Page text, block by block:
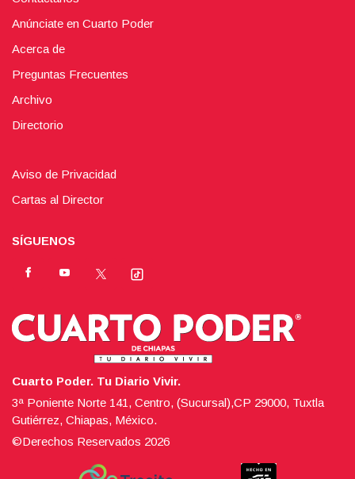
Anúnciate en Cuarto Poder
Acerca de
Preguntas Frecuentes
Archivo
Directorio
Aviso de Privacidad
Cartas al Director
SÍGUENOS
Cuarto Poder. Tu Diario Vivir.
3ª Poniente Norte 141, Centro, (Sucursal),CP 29000, Tuxtla
Gutiérrez, Chiapas, México.
©Derechos Reservados 2026